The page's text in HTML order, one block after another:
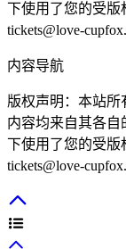
下使用了您的受版
tickets@love-
内容导航
版权声明：本站所
内容均来自其各
下使用了您的受版
tickets@love-